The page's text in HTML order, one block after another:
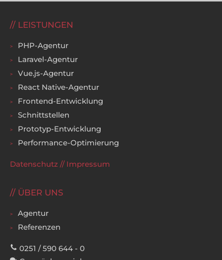
LEISTUNGEN
PHP-Agentur
Laravel-Agentur
Vue.js-Agentur
React Native-Agentur
Frontend-Entwicklung
Schnittstellen
Prototyp-Entwicklung
Performance-Optimierung
Datenschutz // Impressum
ÜBER UNS
Agentur
Referenzen
0251 / 590 644 - 0